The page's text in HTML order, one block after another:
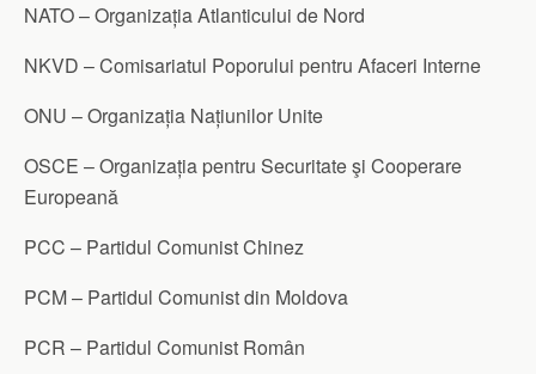
NATO – Organizația Atlanticului de Nord
NKVD – Comisariatul Poporului pentru Afaceri Interne
ONU – Organizația Națiunilor Unite
OSCE – Organizația pentru Securitate şi Cooperare
Europeană
PCC – Partidul Comunist Chinez
PCM – Partidul Comunist din Moldova
PCR – Partidul Comunist Român